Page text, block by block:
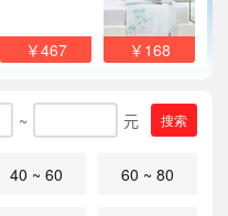
￥467 ￥168
~ 元 搜索
40 ~ 60 60 ~ 80